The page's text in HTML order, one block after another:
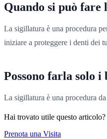
Quando si può fare
La sigillatura è una procedura
iniziare a proteggere i denti dei
Possono farla solo i
La sigillatura è una procedura
Hai trovato utile questo articolo?
Prenota una Visita